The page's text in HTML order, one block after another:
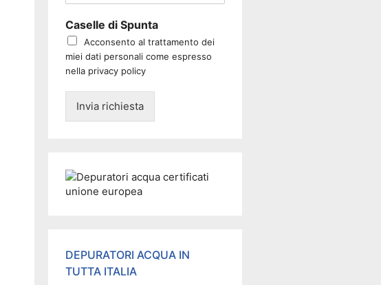
Caselle di Spunta
Acconsento al trattamento dei
miei dati personali come espresso
nella privacy policy
Invia richiesta
DEPURATORI ACQUA IN
TUTTA ITALIA